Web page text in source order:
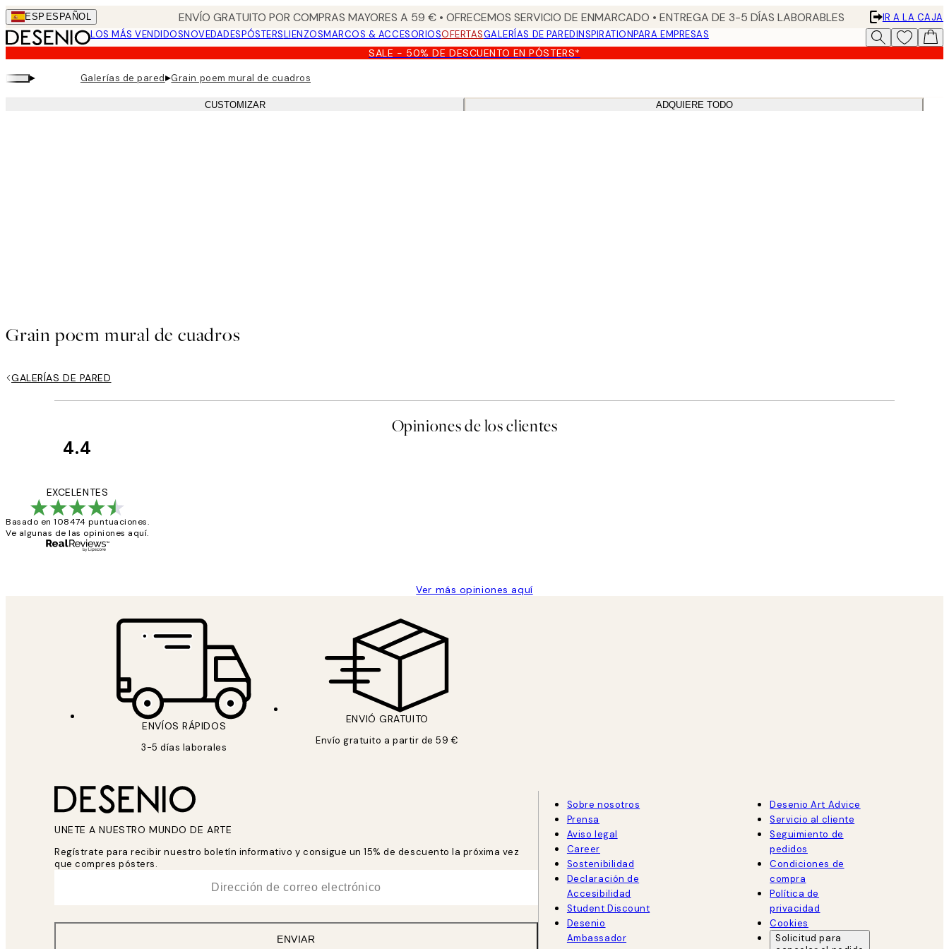
Skip
to
main
content.
ESP ESPAÑOL ENVÍO GRATUITO POR COMPRAS MAYORES A 59 € • OFRECEMOS SERVICIO DE ENMARCADO • ENTREGA DE 3-5 DÍAS LABORABLES
IR A LA CAJA
LOS MÁS VENDIDOSNOVEDADESPÓSTERSLIENZOSMARCOS & ACCESORIOSOFERTASGALERÍAS DE PAREDINSPIRATIONPARA EMPRESAS
SALE - 50% DE DESCUENTO EN PÓSTERS*
▸ Galerías de pared▸Grain poem mural de cuadros
CUSTOMIZAR ADQUIERE TODO
Grain poem mural de cuadros
GALERÍAS DE PARED
Opiniones de los clientes
4.4
EXCELENTES
Basado en 108474 puntuaciones.
Ve algunas de las opiniones aquí.
Ver más opiniones aquí
ENVÍOS RÁPIDOS
3-5 días laborales
ENVIÓ GRATUITO
Envío gratuito a partir de 59 €
UNETE A NUESTRO MUNDO DE ARTE
Regístrate para recibir nuestro boletín informativo y consigue un 15% de descuento la próxima vez
que compres pósters.
ENVIAR
Sobre nosotros
Prensa
Aviso legal
Career
Sostenibilidad
Declaración de
Accesibilidad
Student Discount
Desenio
Ambassador
Desenio Art Advice
Servicio al cliente
Seguimiento de
pedidos
Condiciones de
compra
Política de
privacidad
Cookies
Solicitud para